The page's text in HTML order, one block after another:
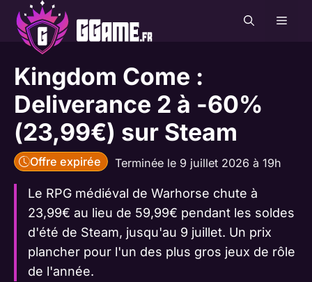
Aller
contenu
Kingdom Come :
Deliverance 2 à -60%
(23,99€) sur Steam
Offre expirée Terminée le 9 juillet 2026 à 19h
Le RPG médiéval de Warhorse chute à
23,99€ au lieu de 59,99€ pendant les soldes
d'été de Steam, jusqu'au 9 juillet. Un prix
plancher pour l'un des plus gros jeux de rôle
de l'année.